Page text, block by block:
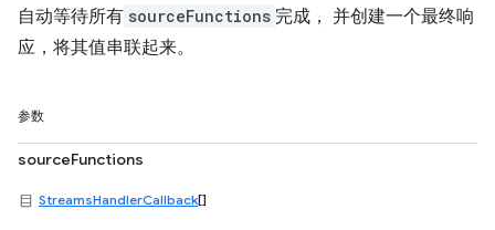
自动等待所有 sourceFunctions 完成， 并创建一个最终响
应，将其值串联起来。
参数
sourceFunctions
StreamsHandlerCallback[]